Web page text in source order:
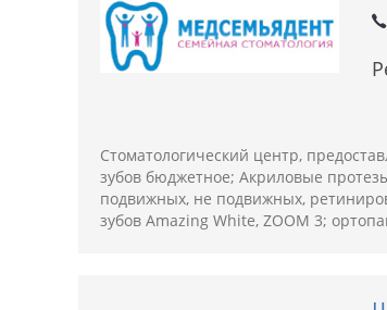
Стоматологический центр,
зубов бюджетное; Акриловые
подвижных, не подвижных,
зубов Amazing White, ZOOM 3;